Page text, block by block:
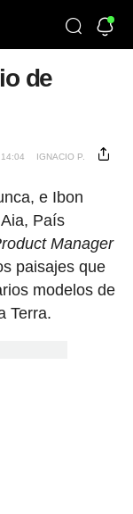
de
IGNACIO P.
e Ibon
País
Manager
paisajes que
modelos de
Terra.